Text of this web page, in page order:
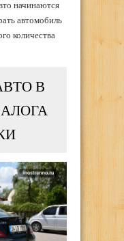
начинаются
автомобиль
количества
В